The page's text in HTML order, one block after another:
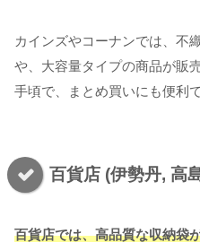
カインズやコーナンでは、不
や、大容量タイプの商品が販
手頃で、まとめ買いにも便利で
百貨店 (伊勢丹, 高
百貨店では、高品質な収納袋